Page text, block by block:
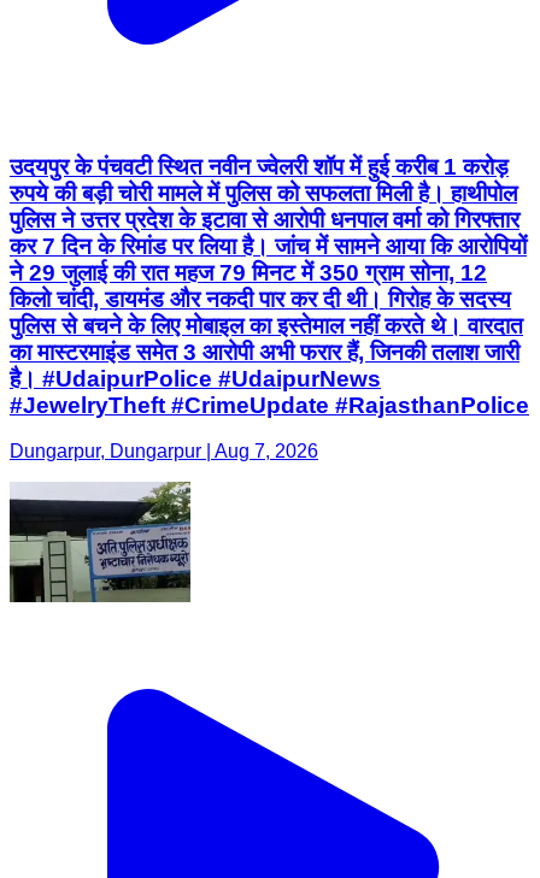
उदयपुर के पंचवटी स्थित नवीन ज्वेलरी शॉप में हुई करीब 1 करोड़
रुपये की बड़ी चोरी मामले में पुलिस को सफलता मिली है। हाथीपोल
पुलिस ने उत्तर प्रदेश के इटावा से आरोपी धनपाल वर्मा को गिरफ्तार
कर 7 दिन के रिमांड पर लिया है। जांच में सामने आया कि आरोपियों
ने 29 जुलाई की रात महज 79 मिनट में 350 ग्राम सोना, 12
किलो चांदी, डायमंड और नकदी पार कर दी थी। गिरोह के सदस्य
पुलिस से बचने के लिए मोबाइल का इस्तेमाल नहीं करते थे। वारदात
का मास्टरमाइंड समेत 3 आरोपी अभी फरार हैं, जिनकी तलाश जारी
है। #UdaipurPolice #UdaipurNews
#JewelryTheft #CrimeUpdate #RajasthanPolice
Dungarpur, Dungarpur | Aug 7, 2026